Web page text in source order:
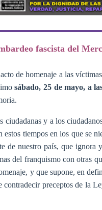
fascista del
de homenaje a las
sábado, 25 de mayo, a
y a los
estos tiempos en los que se
de nuestro país, que ignora
del franquismo con otras
y que supone, en
preceptos de la